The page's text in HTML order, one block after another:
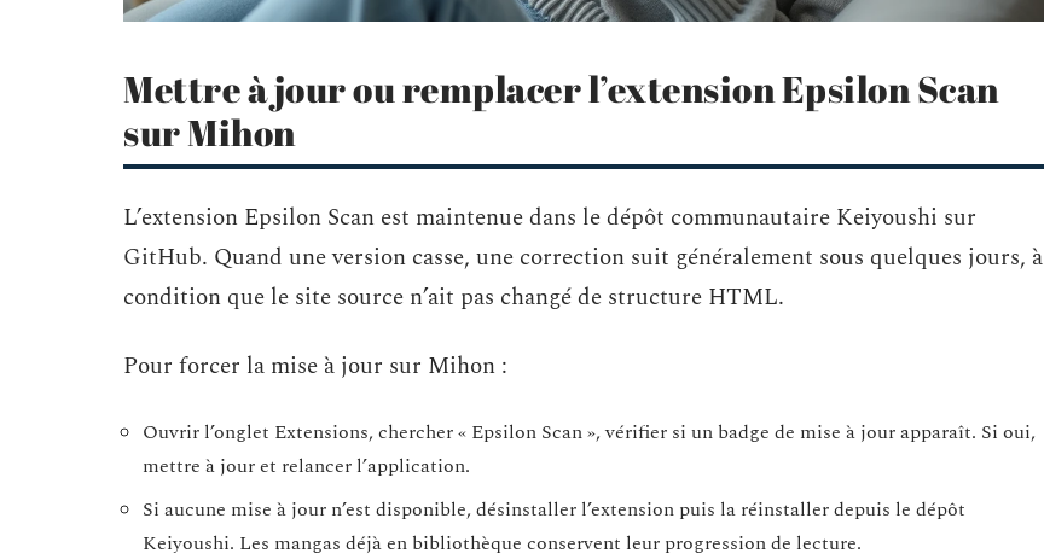
Mettre à jour ou remplacer l’extension Epsilon Scan
sur Mihon
L’extension Epsilon Scan est maintenue dans le dépôt communautaire Keiyoushi sur
GitHub. Quand une version casse, une correction suit généralement sous quelques jours, à
condition que le site source n’ait pas changé de structure HTML.
Pour forcer la mise à jour sur Mihon :
Ouvrir l’onglet Extensions, chercher « Epsilon Scan », vérifier si un badge de mise à jour apparaît. Si oui,
mettre à jour et relancer l’application.
Si aucune mise à jour n’est disponible, désinstaller l’extension puis la réinstaller depuis le dépôt
Keiyoushi. Les mangas déjà en bibliothèque conservent leur progression de lecture.